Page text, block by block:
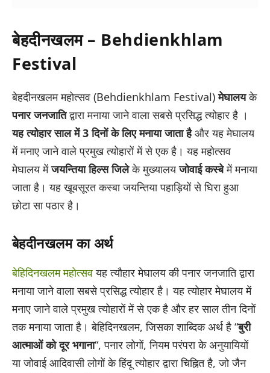
बेहदीनखलम – Behdienkhlam
Festival
बेहदीनखलम महोत्सव (Behdienkhlam Festival)मेघालयके
पनार जनजातिद्वारा मनाया जाने वाला सबसे प्रसिद्ध त्योहार है ।
यह त्योहार साल में 3 दिनों के लिए मनाया जाता हैऔर यह मेघालय
में मनाए जाने वाले प्रमुख त्योहारों में से एक है। यह महोत्सव
मेघालय मेंजयन्तिया हिल्स जिलेके मुख्यालयजोवाई कस्बेमें मनाया
जाता है। यह खूबसूरत कस्बा जयन्तिया पहाड़ियों से घिरा हुआ
छोटा सा पठार है।
बेहदीनखलम का अर्थ
बेहिदिनखलम महोत्सवयह त्यौहार मेघालय की पनार जनजाति द्वारा
मनाया जाने वाला सबसे प्रसिद्ध त्योहार है। यह त्योहार मेघालय में
मनाए जाने वाले प्रमुख त्योहारों में से एक है और हर साल तीन दिनों
तक मनाया जाता है। बेहिदिनखलम, जिसका शाब्दिक अर्थ है “बुरी
आत्माओं को दूर भगाना“, पनार लोगों, नियम परंपरा के अनुयायियों
या जोवाई आदिवासी लोगों के हिंदू त्योहार द्वारा चिह्नित है, जो जैन